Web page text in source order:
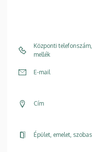
Központi telefonszám,
mellék
E-mail
Cím
Épület, emelet,